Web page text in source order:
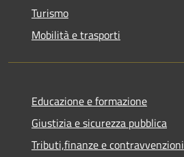
Turismo
Mobilità e trasporti
Educazione e formazione
Giustizia e sicurezza pubblica
Tributi,finanze e contravvenzioni